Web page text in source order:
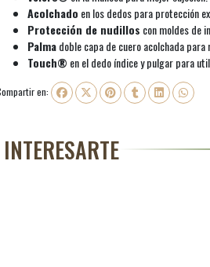
Acolchado en los dedos para protección
Protección de nudillos con moldes de
Palmadoble capa de cuero acolchada para
Touch® en el dedo índice y pulgar para
en: